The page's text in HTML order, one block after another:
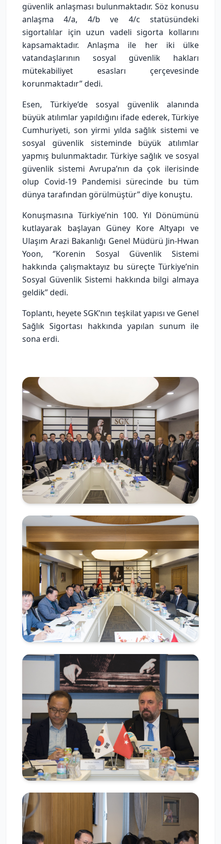
güvenlik anlaşması bulunmaktadır. Söz konusu
anlaşma 4/a, 4/b ve 4/c statüsündeki
sigortalılar için uzun vadeli sigorta kollarını
kapsamaktadır. Anlaşma ile her iki ülke
vatandaşlarının sosyal güvenlik hakları
mütekabiliyet esasları çerçevesinde
korunmaktadır’’ dedi.
Esen, Türkiye’de sosyal güvenlik alanında
büyük atılımlar yapıldığını ifade ederek, Türkiye
Cumhuriyeti, son yirmi yılda sağlık sistemi ve
sosyal güvenlik sisteminde büyük atılımlar
yapmış bulunmaktadır. Türkiye sağlık ve sosyal
güvenlik sistemi Avrupa’nın da çok ilerisinde
olup Covid-19 Pandemisi sürecinde bu tüm
dünya tarafından görülmüştür’’ diye konuştu.
Konuşmasına Türkiye’nin 100. Yıl Dönümünü
kutlayarak başlayan Güney Kore Altyapı ve
Ulaşım Arazi Bakanlığı Genel Müdürü Jin-Hwan
Yoon, ‘’Korenin Sosyal Güvenlik Sistemi
hakkında çalışmaktayız bu süreçte Türkiye’nin
Sosyal Güvenlik Sistemi hakkında bilgi almaya
geldik’’ dedi.
Toplantı, heyete SGK’nın teşkilat yapısı ve Genel
Sağlık Sigortası hakkında yapılan sunum ile
sona erdi.